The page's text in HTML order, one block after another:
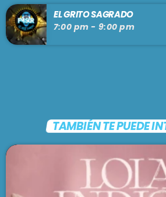
EL GRITO SAGRADO
7:00 pm - 9:00 pm
TAMBIÉN TE PUEDE